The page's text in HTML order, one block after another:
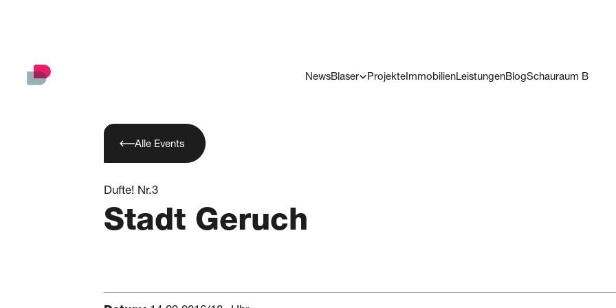
NewsBlaser ProjekteImmobilienLeistungenBlogSchauraum B
Alle Events
Dufte! Nr.3
Stadt Geruch